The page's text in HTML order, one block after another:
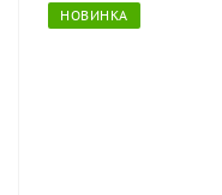
НОВИНКА